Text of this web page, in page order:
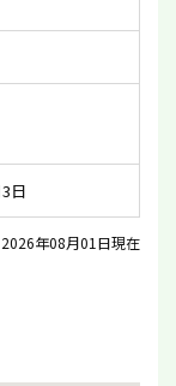
日
2026年08月01日現在